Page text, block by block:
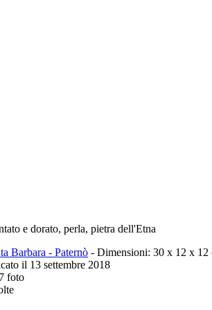
e dorato, perla, pietra dell'Etna
Barbara - Paternò - Dimensioni: 30 x 12 x 12
il 13 settembre 2018
foto